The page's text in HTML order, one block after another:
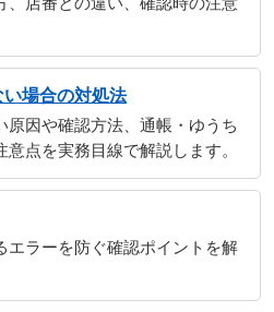
場合の対処法
原因や確認方法、通帳・ゆうち
点を実務目線で解説します。
エラーを防ぐ確認ポイントを解